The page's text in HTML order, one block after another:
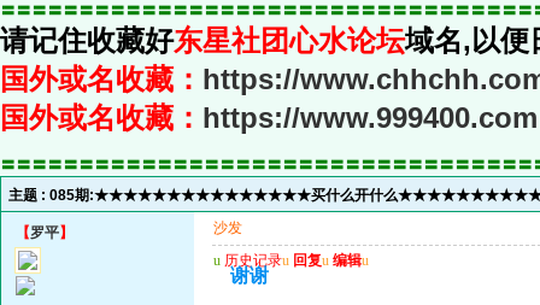
〓〓〓〓〓〓〓〓〓〓〓〓〓〓〓〓〓〓〓〓〓〓〓〓〓〓〓〓〓〓〓〓〓〓
请记住收藏好东星社团心水论坛域名,以便
国外或名收藏： https://
国外或名收藏： https://www.999400.com
〓〓〓〓〓〓〓〓〓〓〓〓〓〓〓〓〓〓〓〓〓〓〓〓〓〓〓〓〓〓〓〓〓〓
主题 : 085期:★★★★★★★★★★★★★★★买什么开什么
【罗平】
沙发
u 历史记录u 回复u 编辑u
谢谢